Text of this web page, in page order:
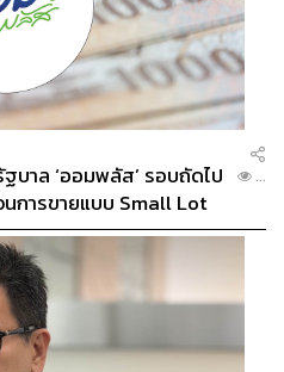
บาล ‘ออมพลัส’ รอบถัดไป
การขายแบบ Small Lot
...